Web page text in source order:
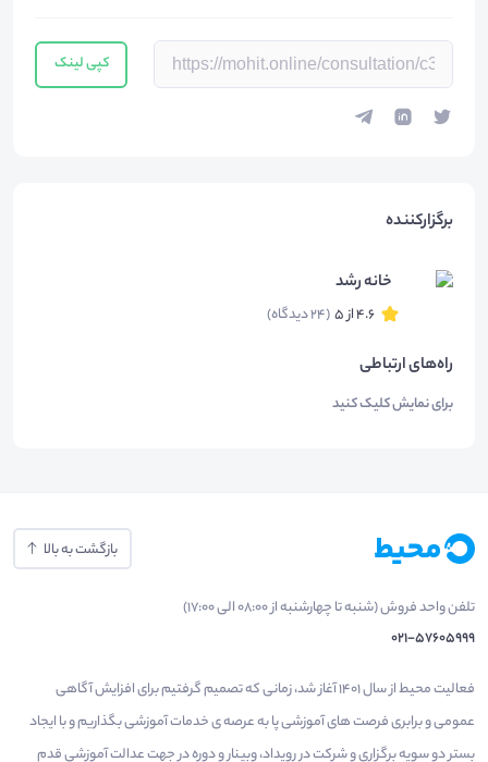
کپی لینک
برگزارکننده
خانه رشد
4.6 از 5 (24 دیدگاه)
راه‌های ارتباطی
برای نمایش کلیک کنید
بازگشت به بالا
تلفن واحد فروش (شنبه تا چهارشنبه از 08:00 الی 17:00)
021-57605999
فعالیت محیط از سال 1401 آغاز شد، زمانی که تصمیم گرفتیم برای افزایش آگاهی
عمومی و برابری فرصت های آموزشی پا به عرصه ی خدمات آموزشی بگذاریم و با ایجاد
بستر دو سویه برگزاری و شرکت در رویداد، وبینار و دوره در جهت عدالت آموزشی قدم